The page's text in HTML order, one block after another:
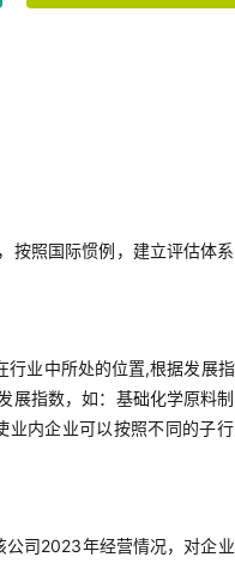
按照国际惯例，建立评估体
业中所处的位置,根据发展
展指数，如：基础化学原料
业内企业可以按照不同的子
司2023年经营情况，对企